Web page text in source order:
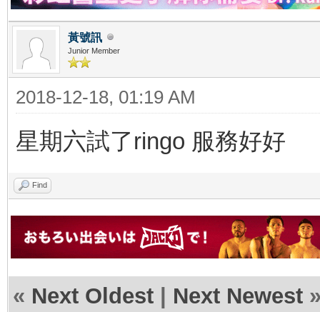
黃號訊
Junior Member
2018-12-18, 01:19 AM
星期六試了ringo 服務好好
Find
« Next Oldest | Next Newest